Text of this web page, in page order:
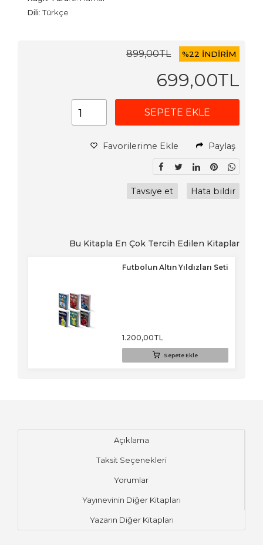
Dili:Türkçe
899,00TL %22 İNDİRİM
699,00TL
SEPETE EKLE
Favorilerime Ekle Paylaş
Tavsiye et Hata bildir
Bu Kitapla En Çok Tercih Edilen Kitaplar
Futbolun Altın Yıldızları Seti
1.200,00TL
Sepete Ekle
Açıklama
Taksit Seçenekleri
Yorumlar
Yayınevinin Diğer Kitapları
Yazarın Diğer Kitapları